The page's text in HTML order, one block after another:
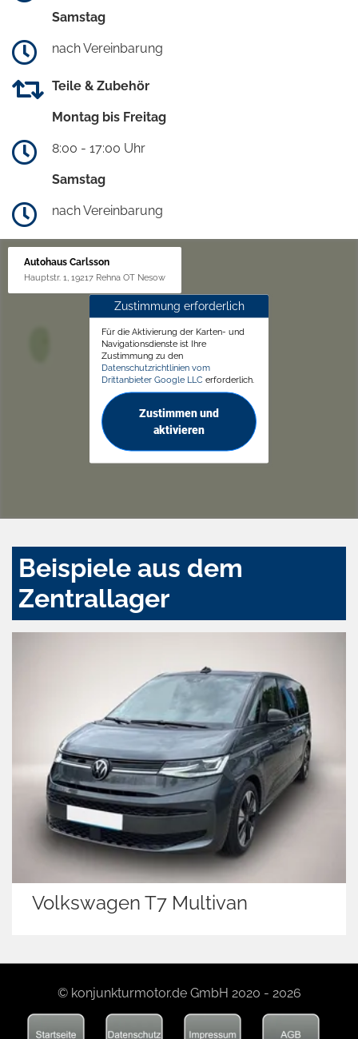
Samstag
nach Vereinbarung
Teile & Zubehör
Montag bis Freitag
8:00 - 17:00 Uhr
Samstag
nach Vereinbarung
Autohaus Carlsson
Hauptstr. 1, 19217 Rehna OT Nesow
Zustimmung erforderlich
Für die Aktivierung der Karten- und
Navigationsdienste ist Ihre
Zustimmung zu den
Datenschutzrichtlinien vom
Drittanbieter Google LLC erforderlich.
Zustimmen und
aktivieren
Beispiele aus dem
Zentrallager
Volkswagen T7 Multivan
© konjunkturmotor.de GmbH 2020 - 2026